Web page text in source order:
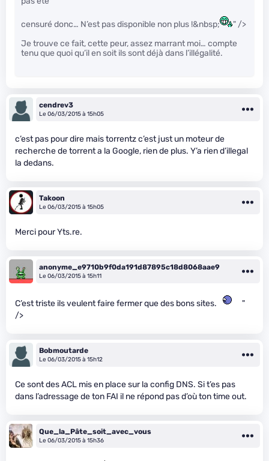
censuré donc… N’est pas disponible non plus !&nbsp;
" />
Je trouve ce fait, cette peur, assez marrant moi… compte
tenu que quoi qu’il en soit ils sont déjà dans l’illégalité.
cendrev3
Le 06/03/2015 à 15h05
c’est pas pour dire mais torrentz c’est just un moteur de
recherche de torrent a la Google, rien de plus. Y’a rien d’illegal
la dedans.
Takoon
Le 06/03/2015 à 15h05
Merci pour Yts.re.
anonyme_e9710b9f0da191d87895c18d8068aae9
Le 06/03/2015 à 15h11
C’est triste ils veulent faire fermer que des bons sites.
"
/>
Bobmoutarde
Le 06/03/2015 à 15h12
Ce sont des ACL mis en place sur la config DNS. Si t’es pas
dans l’adressage de ton FAI il ne répond pas d’où ton time out.
Que_la_Pâte_soit_avec_vous
Le 06/03/2015 à 15h36